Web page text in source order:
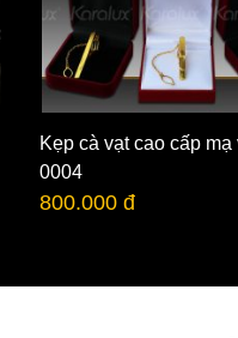
Kẹp cà vạt cao cấp
0004
800.000 đ